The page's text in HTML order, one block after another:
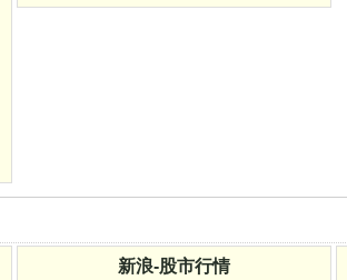
新浪-股市行情